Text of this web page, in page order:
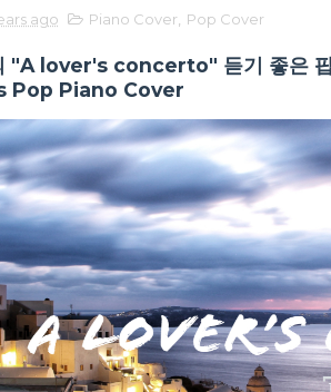
ago Piano Cover Pop Cover
"A lover's concerto" 듣기 좋은
Pop Piano Cover